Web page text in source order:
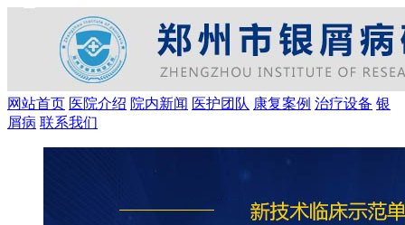
网站首页 医院介绍 院内新闻 医护团队 康复案例 治疗设备 银
屑病 联系我们